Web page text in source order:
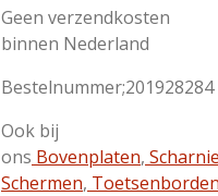
Geen verzendkosten
binnen Nederland
Bestelnummer;201928284
Ook bij
ons Bovenplaten,
Schermen,